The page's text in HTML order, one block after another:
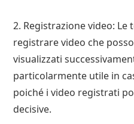
2. Registrazione video: Le
registrare video che
visualizzati
particolarmente utile in
poiché i video registrati
decisive.